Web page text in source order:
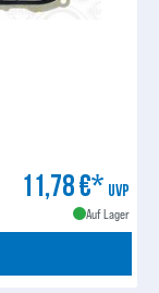
11,78 €* UVP
Auf Lager